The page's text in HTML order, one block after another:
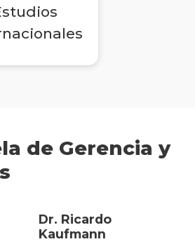
de Gerencia y
Dr. Ricardo
Kaufmann